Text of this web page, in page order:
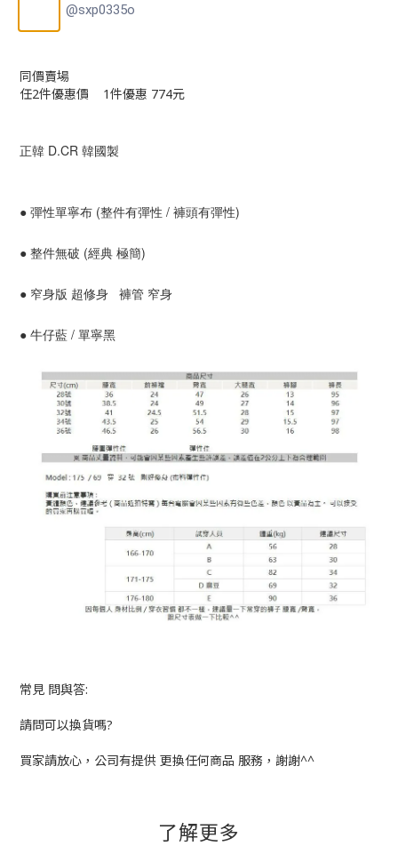
@sxp0335o
同價賣場
任2件優惠價 1件優惠 774元
正韓 D.CR 韓國製
● 彈性單寧布 (整件有彈性 / 褲頭有彈性)
● 整件無破 (經典 極簡)
● 窄身版 超修身 褲管 窄身
● 牛仔藍 / 單寧黑
常見 問與答:
請問可以換貨嗎?
買家請放心，公司有提供 更換任何商品 服務，謝謝^^
了解更多